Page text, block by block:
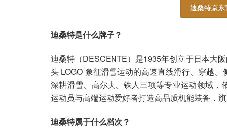
迪桑特京
迪桑特是什么牌子？
迪桑特（DESCENTE）是1935年创立于日本大
头 LOGO 象征滑雪运动的高速直线滑行、穿越
深耕滑雪、高尔夫、铁人三项等专业运动领域
运动员与高端运动爱好者打造高品质机能装备，
迪桑特属于什么档次？